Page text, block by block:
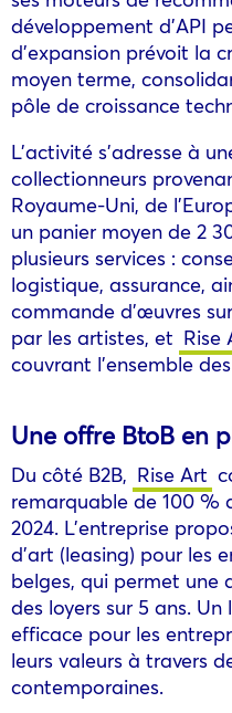
développement d’API
d’expansion prévoit la
moyen terme,
pôle de croissance
L’activité s’adresse à
collectionneurs
Royaume-Uni, de
un panier moyen de 2
plusieurs services :
logistique, assurance,
commande d’œuvres
par les artistes, et Rise
couvrant l’ensemble
Une offre BtoB en
Du côté B2B, Rise Art
remarquable de 100 %
2024. L’entreprise
d’art (leasing) pour les
belges, qui permet une
des loyers sur 5 ans.
efficace pour les
leurs valeurs à travers
contemporaines.